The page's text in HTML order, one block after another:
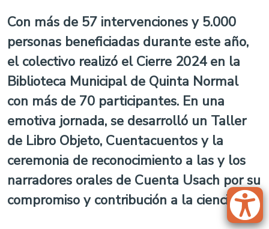
Con más de 57 intervenciones y 5.000
personas beneficiadas durante este año,
el colectivo realizó el Cierre 2024 en la
Biblioteca Municipal de Quinta Normal
con más de 70 participantes. En una
emotiva jornada, se desarrolló un Taller
de Libro Objeto, Cuentacuentos y la
ceremonia de reconocimiento a las y los
narradores orales de Cuenta Usach por su
compromiso y contribución a la ciencia.